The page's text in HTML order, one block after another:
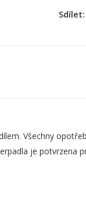
Sdílet:
Všechny
je potvrzena